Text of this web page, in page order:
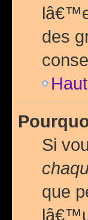
des
Haut
Si
que